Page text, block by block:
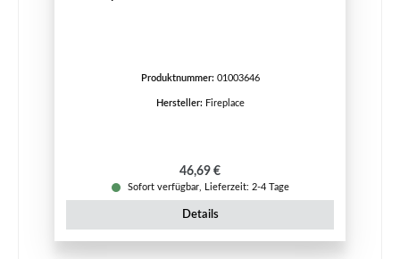
Produktnummer: 01003646
Hersteller: Fireplace
Regulärer Preis:
46,69 €
Sofort verfügbar, Lieferzeit: 2-4 Tage
Details